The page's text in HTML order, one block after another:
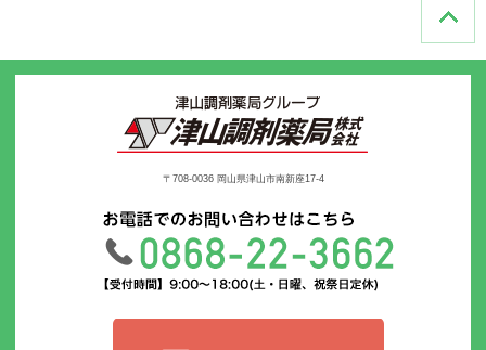
〒708-0036 岡山県津山市南新座17-4